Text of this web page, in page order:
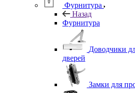
Фурнитура
Назад
Фурнитура
Доводчики
дверей
Замки для